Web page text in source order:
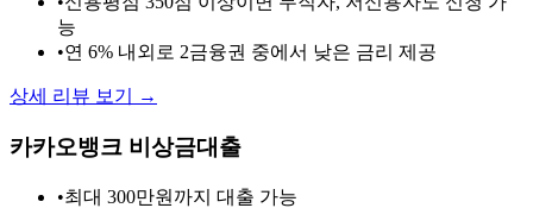
능
•연 6% 내외로 2금융권 중에서 낮은 금리 제공
상세 리뷰 보기 →
카카오뱅크 비상금대출
•최대 300만원까지 대출 가능